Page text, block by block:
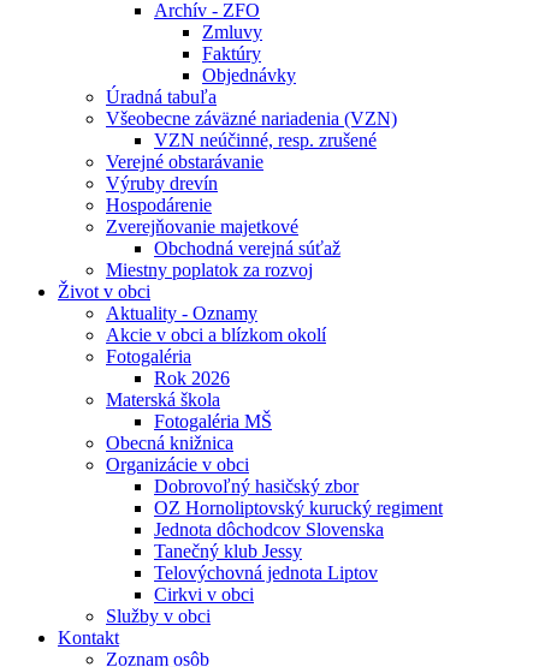
Archív - ZFO
Zmluvy
Faktúry
Objednávky
Úradná tabuľa
Všeobecne záväzné nariadenia (VZN)
VZN neúčinné, resp. zrušené
Verejné obstarávanie
Výruby drevín
Hospodárenie
Zverejňovanie majetkové
Obchodná verejná súťaž
Miestny poplatok za rozvoj
Život v obci
Aktuality - Oznamy
Akcie v obci a blízkom okolí
Fotogaléria
Rok 2026
Materská škola
Fotogaléria MŠ
Obecná knižnica
Organizácie v obci
Dobrovoľný hasičský zbor
OZ Hornoliptovský kurucký regiment
Jednota dôchodcov Slovenska
Tanečný klub Jessy
Telovýchovná jednota Liptov
Cirkvi v obci
Služby v obci
Kontakt
Zoznam osôb